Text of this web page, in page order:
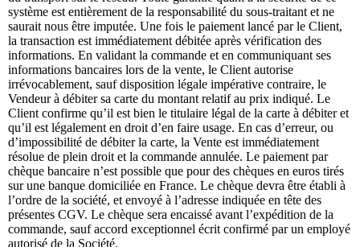
système est entièrement de la responsabilité du sous-traitant et ne
saurait nous être imputée. Une fois le paiement lancé par le Client,
la transaction est immédiatement débitée après vérification des
informations. En validant la commande et en communiquant ses
informations bancaires lors de la vente, le Client autorise
irrévocablement, sauf disposition légale impérative contraire, le
Vendeur à débiter sa carte du montant relatif au prix indiqué. Le
Client confirme qu’il est bien le titulaire légal de la carte à débiter et
qu’il est légalement en droit d’en faire usage. En cas d’erreur, ou
d’impossibilité de débiter la carte, la Vente est immédiatement
résolue de plein droit et la commande annulée. Le paiement par
chèque bancaire n’est possible que pour des chèques en euros tirés
sur une banque domiciliée en France. Le chèque devra être établi à
l’ordre de la société, et envoyé à l’adresse indiquée en tête des
présentes CGV. Le chèque sera encaissé avant l’expédition de la
commande, sauf accord exceptionnel écrit confirmé par un employé
autorisé de la Société.